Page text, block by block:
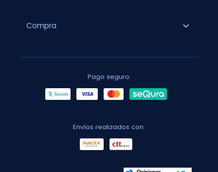
Compra expand_more
Pago seguro:
Envíos realizados con: